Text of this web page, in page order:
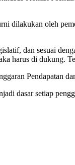
dilakukan oleh
dan sesuai
harus di dukung.
Pendapatan
dasar setiap